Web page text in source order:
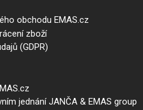
obchodu EMAS.cz
zboží
(GDPR)
jednání JANČA & EMAS group